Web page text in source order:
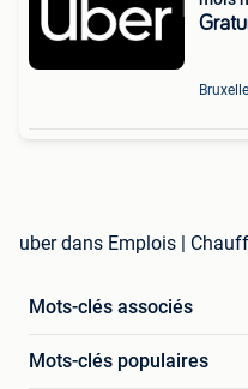
uber dans Emplois |
Mots-clés associés
Mots-clés populaires